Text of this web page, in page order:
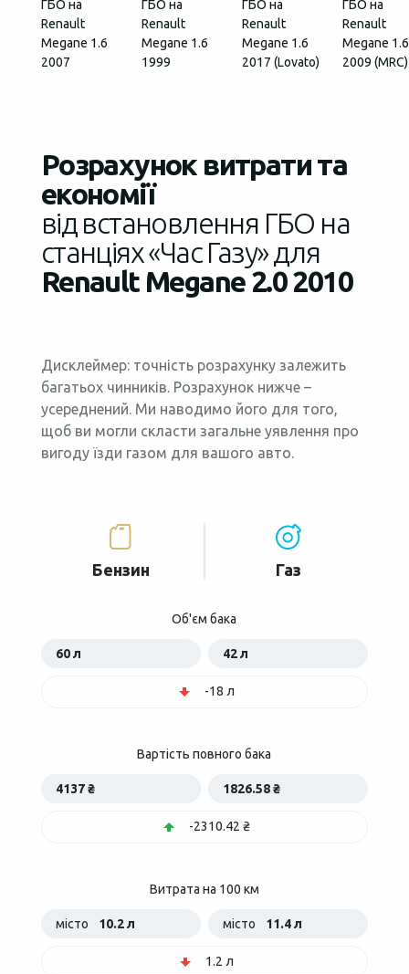
ГБО на
Renault
Megane 1.6
2007
ГБО на
Renault
Megane 1.6
1999
ГБО на
Renault
Megane 1.6
2017 (Lovato)
ГБО на
Renault
Megane 1.6
2009 (MRC)
Розрахунок витрати та
економії
від встановлення ГБО на
станціях «Час Газу» для
Renault Megane 2.0 2010
Дисклеймер: точність розрахунку залежить
багатьох чинників. Розрахунок нижче –
усереднений. Ми наводимо його для того,
щоб ви могли скласти загальне уявлення про
вигоду їзди газом для вашого авто.
Бензин Газ
Об'єм бака
60 л 42 л
-18 л
Вартість повного бака
4137 ₴ 1826.58 ₴
-2310.42 ₴
Витрата на 100 км
місто 10.2 л місто 11.4 л
1.2 л